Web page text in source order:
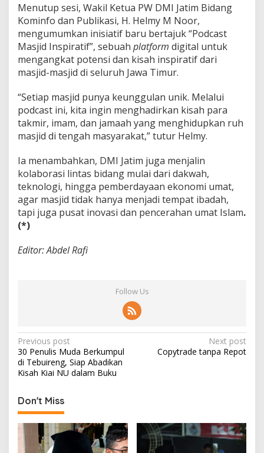
Menutup sesi, Wakil Ketua PW DMI Jatim Bidang
Kominfo dan Publikasi, H. Helmy M Noor,
mengumumkan inisiatif baru bertajuk “Podcast
Masjid Inspiratif”, sebuah platform digital untuk
mengangkat potensi dan kisah inspiratif dari
masjid-masjid di seluruh Jawa Timur.
“Setiap masjid punya keunggulan unik. Melalui
podcast ini, kita ingin menghadirkan kisah para
takmir, imam, dan jamaah yang menghidupkan ruh
masjid di tengah masyarakat,” tutur Helmy.
Ia menambahkan, DMI Jatim juga menjalin
kolaborasi lintas bidang mulai dari dakwah,
teknologi, hingga pemberdayaan ekonomi umat,
agar masjid tidak hanya menjadi tempat ibadah,
tapi juga pusat inovasi dan pencerahan umat Islam.
(*)
Editor: Abdel Rafi
Follow Us
P
o
s
t
n
a
v
Previous post
30 Penulis Muda Berkumpul
di Tebuireng, Siap Abadikan
Kisah Kiai NU dalam Buku
Next post
Copytrade tanpa Repot
Don't Miss